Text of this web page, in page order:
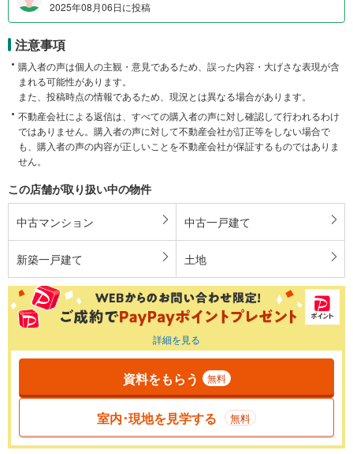
2025年08月06日に投稿
注意事項
購入者の声は個人の主観・意見であるため、誤った内容・大げさな表現が含
まれる可能性があります。
また、投稿時点の情報であるため、現況とは異なる場合があります。
不動産会社による返信は、すべての購入者の声に対し確認して行われるわけ
ではありません。購入者の声に対して不動産会社が訂正等をしない場合で
も、購入者の声の内容が正しいことを不動産会社が保証するものではありま
せん。
この店舗が取り扱い中の物件
中古マンション 中古一戸建て
新築一戸建て 土地
詳細を見る
資料をもらう 無料
室内･現地を見学する 無料